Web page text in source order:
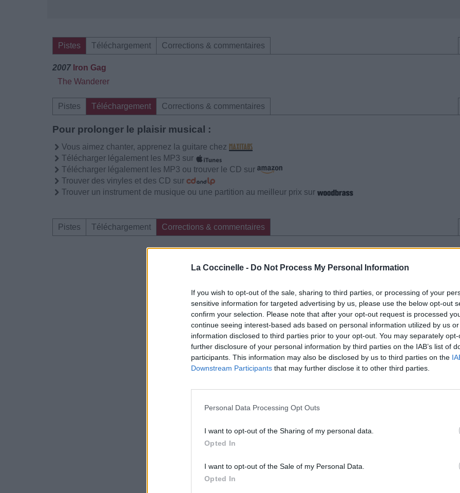
La Coccinelle - Do Not Process My Personal Information
If you wish to opt-out of the sale, sharing to third parties, or processing of your
sensitive information for targeted advertising by us, please use the below opt-out
confirm your selection. Please note that after your opt-out request is processed
continue seeing interest-based ads based on personal information utilized by us
information disclosed to third parties prior to your opt-out. You may separately
further disclosure of your personal information by third parties on the IAB’s list of
participants. This information may also be disclosed by us to third parties on the
Downstream Participants that may further disclose it to other third parties.
Personal Data Processing Opt Outs
I want to opt-out of the Sharing of my personal data.
Opted In
I want to opt-out of the Sale of my Personal Data.
Opted In
Pistes Téléchargement Corrections & commentaires
2007 Iron Gag
The Wanderer
Pistes Téléchargement Corrections & commentaires
Pour prolonger le plaisir musical :
Vous aimez chanter, apprenez la guitare chez
Télécharger légalement les MP3 sur
Télécharger légalement les MP3 ou trouver le CD sur
Trouver des vinyles et des CD sur
Trouver un instrument de musique ou une partition au meilleur prix sur
Pistes Téléchargement Corrections & commentaires